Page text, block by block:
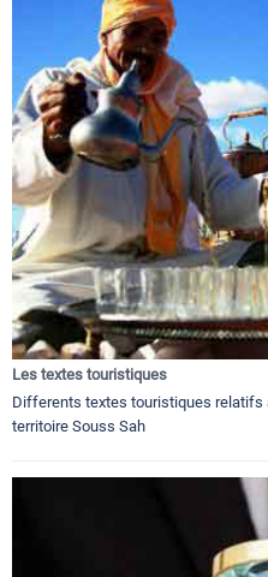
Les textes touristiques
Differents textes touristiques relatifs
territoire Souss Sah